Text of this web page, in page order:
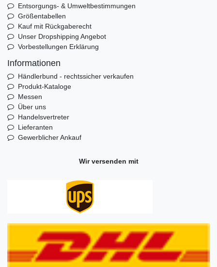
Entsorgungs- & Umweltbestimmungen
Größentabellen
Kauf mit Rückgaberecht
Unser Dropshipping Angebot
Vorbestellungen Erklärung
Informationen
Händlerbund - rechtssicher verkaufen
Produkt-Kataloge
Messen
Über uns
Handelsvertreter
Lieferanten
Gewerblicher Ankauf
Wir versenden mit